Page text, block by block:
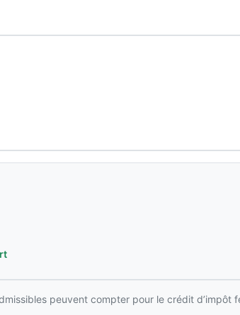
peuvent compter pour le crédit d’impôt